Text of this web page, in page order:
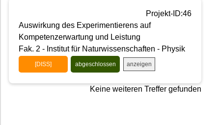
Projekt-ID:46
Auswirkung des Experimentierens auf
Kompetenzerwartung und Leistung
Fak. 2 - Institut für Naturwissenschaften - Physik
[DISS] abgeschlossen anzeigen
Keine weiteren Treffer gefunden